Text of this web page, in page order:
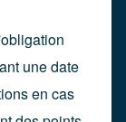
une date
en cas